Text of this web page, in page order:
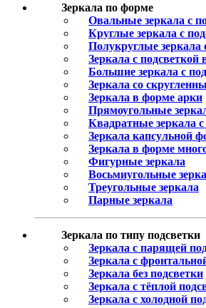
Зеркала по форме
Овальные зеркала с
Круглые зеркала с
Полукруглые зеркала
Зеркала с подсветкой
Большие зеркала с
Зеркала со
Зеркала в форме арки
Прямоугольные
Квадратные зеркала с
Зеркала капсульной
Зеркала в форме
Фигурные зеркала
Восьмиугольные
Треугольные зеркала
Парные зеркала
Зеркала по типу подсветки
Зеркала с парящей
Зеркала с
Зеркала без подсветки
Зеркала с тёплой
Зеркала с холодной